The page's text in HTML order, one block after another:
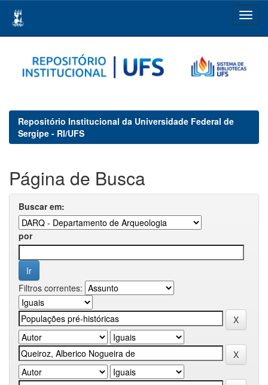
navigation
Repositório Institucional da Universidade Federal de
Sergipe - RI/UFS
Página de Busca
Buscar em:
por
Filtros correntes: